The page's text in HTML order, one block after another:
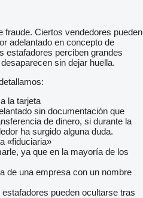
fraude. Ciertos vendedores pueden
adelantado en concepto de
estafadores perciben grandes
sin dejar huella.
la tarjeta
sin documentación que
de dinero, si durante la
ha surgido alguna duda.
«fiduciaria»
ya que en la mayoría de los
de una empresa con un nombre
pueden ocultarse tras